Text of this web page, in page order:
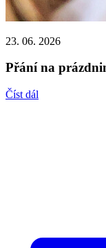
23. 06. 2026
Přání na
Číst dál